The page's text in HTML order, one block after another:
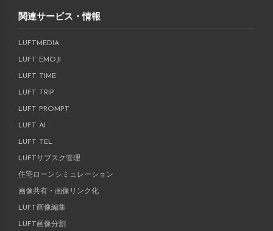
関連サービス・情報
LUFTMEDIA
LUFT EMOJI
LUFT TIME
LUFT TRIP
LUFT PROMPT
LUFT AI
LUFT TEL
LUFTサブスク管理
住宅ローンシミュレーション
画像共有・画像リンク化
LUFT画像編集
LUFT画像分割